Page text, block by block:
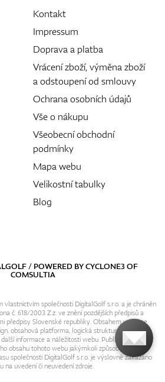
Kontakt
Impressum
Doprava a platba
Vrácení zboží, výměna zboží
a odstoupení od smlouvy
Ochrana osobních údajů
Vše o nákupu
Všeobecní obchodní
podmínky
Mapa webu
Velikostní tabulky
Blog
/ POWERED BYCYCLONE3OF
COMSULTIA
vlastnictvím společnosti DigitalGolf s.r.o. a je chráněn
č. 618/2003 Z.z. ve znění pozdějších předpisů a
předpisy Slovenské republiky. Obsahem webu se
obsahová platforma, logická struktura, textový i
informace a náležitosti webu. Publikování resp.
obsahu tohoto webu jakýmkoli způsobem bez
společnosti DigitalGolf s.r.o. je výslovně zakázáno
na uvedení či neuvedení zdroje.